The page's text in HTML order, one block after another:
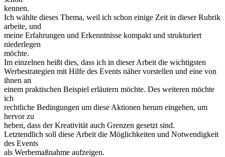
kennen.
Ich wählte dieses Thema, weil ich schon einige Zeit in dieser Rubrik
arbeite, und
meine Erfahrungen und Erkenntnisse kompakt und strukturiert
niederlegen
möchte.
Im einzelnen heißt dies, dass ich in dieser Arbeit die wichtigsten
Werbestrategien mit Hilfe des Events näher vorstellen und eine von
ihnen an
einem praktischen Beispiel erläutern möchte. Des weiteren möchte
ich
rechtliche Bedingungen um diese Aktionen herum eingehen, um
hervor zu
heben, dass der Kreativität auch Grenzen gesetzt sind.
Letztendlich soll diese Arbeit die Möglichkeiten und Notwendigkeit
des Events
als Werbemaßnahme aufzeigen.